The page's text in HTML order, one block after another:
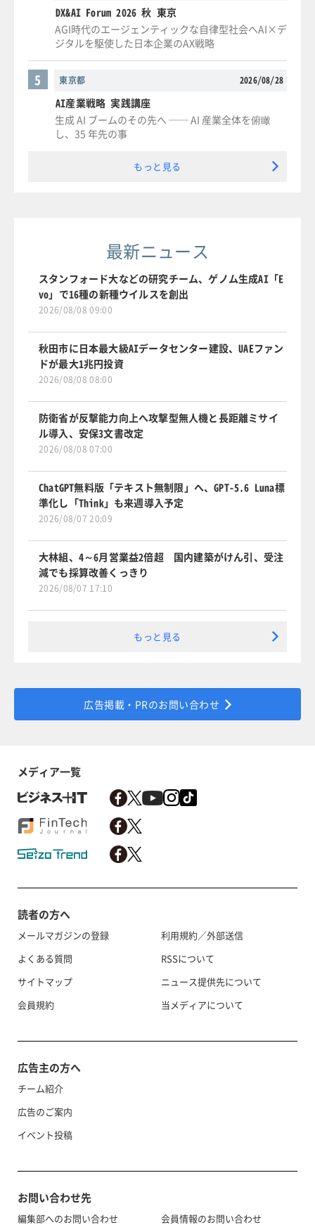
DX&AI Forum 2026 秋 東京
AGI時代のエージェンティックな自律型社会へAI×デ
ジタルを駆使した日本企業のAX戦略
東京都 2026/08/28
5
AI産業戦略 実践講座
生成 AI ブームのその先へ ── AI 産業全体を俯瞰
し、35 年先の事
もっと見る
最新ニュース
スタンフォード大などの研究チーム、ゲノム生成AI「E
vo」で16種の新種ウイルスを創出
2026/08/08 09:00
秋田市に日本最大級AIデータセンター建設、UAEファン
ドが最大1兆円投資
2026/08/08 08:00
防衛省が反撃能力向上へ攻撃型無人機と長距離ミサイ
ル導入、安保3文書改定
2026/08/08 07:00
ChatGPT無料版「テキスト無制限」へ、GPT-5.6 Luna標
準化し「Think」も来週導入予定
2026/08/07 20:09
大林組、4～6月営業益2倍超 国内建築がけん引、受注
減でも採算改善くっきり
2026/08/07 17:10
もっと見る
広告掲載・PRのお問い合わせ
メディア一覧
読者の方へ
メールマガジンの登録
よくある質問
サイトマップ
会員規約
利用規約／外部送信
RSSについて
ニュース提供先について
当メディアについて
広告主の方へ
チーム紹介
広告のご案内
イベント投稿
お問い合わせ先
編集部へのお問い合わせ 会員情報のお問い合わせ